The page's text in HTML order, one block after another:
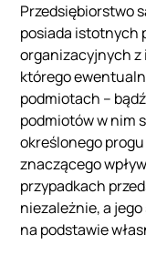
Przedsiębiorstwo
posiada istotnych
organizacyjnych
którego
podmiotach –
podmiotów w nim
określonego
znaczącego
przypadkach
niezależnie, a
na podstawie